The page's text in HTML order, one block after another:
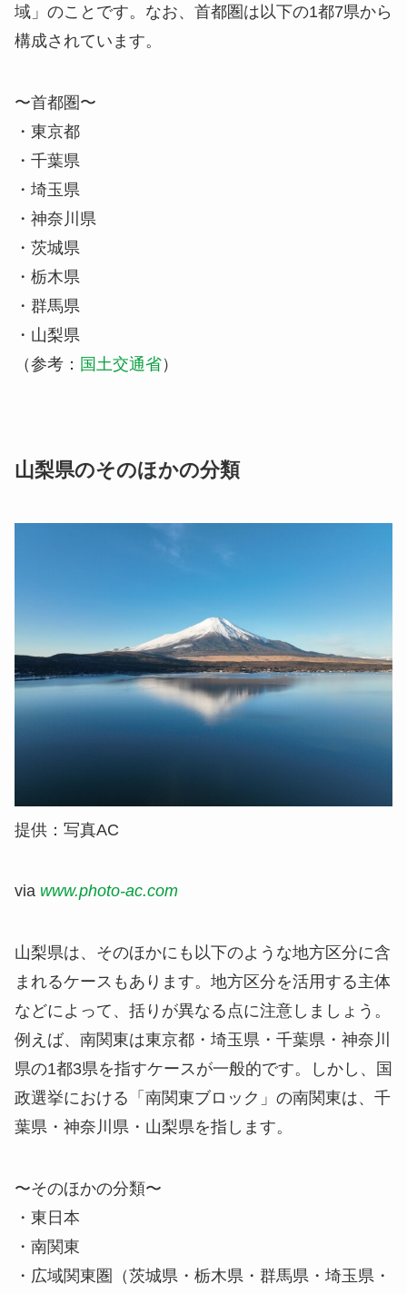
域 」のことです。なお、首都圏は以下の1都7県から
構成されています。
〜首都圏〜
・東京都
・千葉県
・埼玉県
・神奈川県
・茨城県
・栃木県
・群馬県
・山梨県
（参考： 国土交通省）
山梨県のそのほかの分類
提供：写真AC
via www.photo-ac.com
山梨県は、そのほかにも以下のような地方区分に含
まれるケースもあります。地方区分を活用する主体
などによって、括りが異なる点に注意しましょう。
例えば、南関東は東京都・埼玉県・千葉県・神奈川
県の1都3県を指すケースが一般的です。しかし、国
政選挙における「​南関東ブロック​」の南関東は、千
葉県・神奈川県・山梨県を指します。
〜そのほかの分類〜
・東日本
・南関東
・広域関東圏（茨城県・栃木県・群馬県・埼玉県・